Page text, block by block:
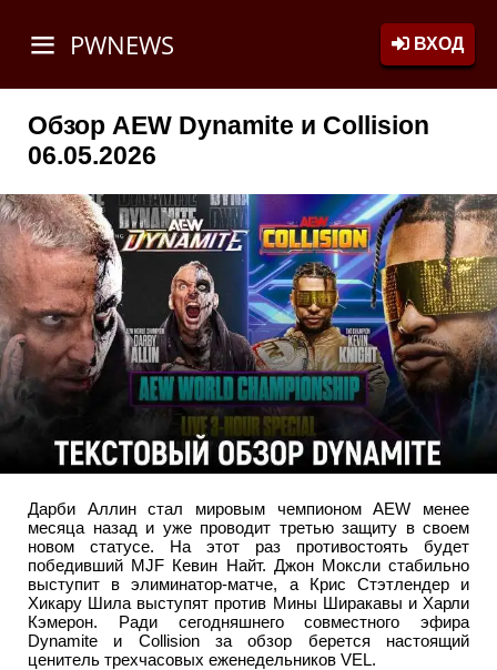
PWNEWS ВХОД
Обзор AEW Dynamite и Collision
06.05.2026
Дарби Аллин стал мировым чемпионом AEW менее
месяца назад и уже проводит третью защиту в своем
новом статусе. На этот раз противостоять будет
победивший MJF Кевин Найт. Джон Моксли стабильно
выступит в элиминатор-матче, а Крис Стэтлендер и
Хикару Шила выступят против Мины Ширакавы и Харли
Кэмерон. Ради сегодняшнего совместного эфира
Dynamite и Collision за обзор берется настоящий
ценитель трехчасовых еженедельников VEL.